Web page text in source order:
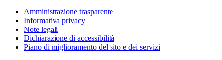
Amministrazione trasparente
Informativa privacy
Note legali
Dichiarazione di accessibilità
Piano di miglioramento del sito e dei servizi